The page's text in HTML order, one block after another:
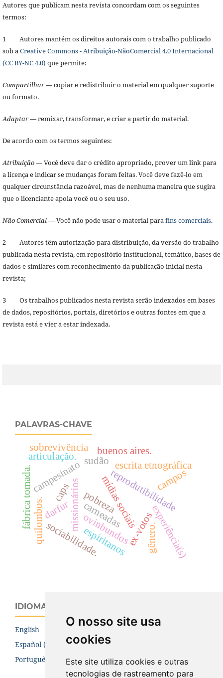
O nosso site usa
cookies
Este site utiliza cookies e outras
tecnologias de rastreamento para
Autores que publicam nesta revista concordam com os seguintes
termos:
1 Autores mantém os direitos autorais com o trabalho publicado
sob aCreative Commons - Atribuição-NãoComercial 4.0 Internacional
(CC BY-NC 4.0) que permite:
Compartilhar— copiar e redistribuir o material em qualquer suporte
ou formato.
Adaptar— remixar, transformar, e criar a partir do material.
De acordo com os termos seguintes:
Atribuição— Você deve dar o crédito apropriado, prover um link para
a licença e indicar se mudanças foram feitas. Você deve fazê-lo em
qualquer circunstância razoável, mas de nenhuma maneira que sugira
que o licenciante apoia você ou o seu uso.
Não Comercial— Você não pode usar o material parafins comerciais.
2 Autores têm autorização para distribuição, da versão do trabalho
publicada nesta revista, em repositório institucional, temático, bases de
dados e similares com reconhecimento da publicação inicial nesta
revista;
3 Os trabalhos publicados nesta revista serão indexados em bases
de dados, repositórios, portais, diretórios e outras fontes em que a
revista está e vier a estar indexada.
PALAVRAS-CHAVE
mídias sociais
reprodutibilidade
ovinbundos
missionários
sociabilidade.
campesinato
carneadas
escrita etnográfica
ex-votos
sudão
fábrica tomada.
experiência(s)
articulação.
campos
espiritanos
darfur
buenos aires.
sobrevivência
pobreza
gênero.
quilombos.
caps
IDIOMA
English
Español (España)
Português (Brasil)